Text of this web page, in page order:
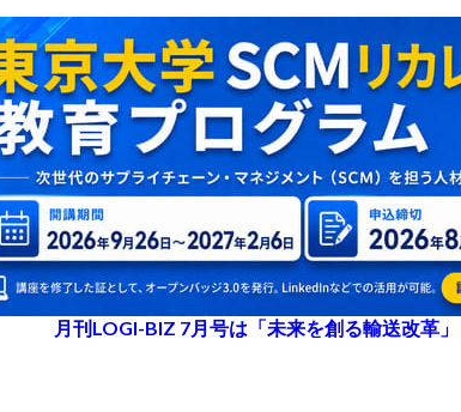
月刊LOGI-BIZ 7月号は「未来を創る輸送改革